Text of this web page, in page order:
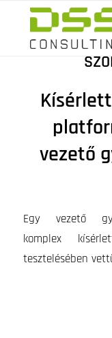
vezető
Egy vezető
komplex
tesztelésében